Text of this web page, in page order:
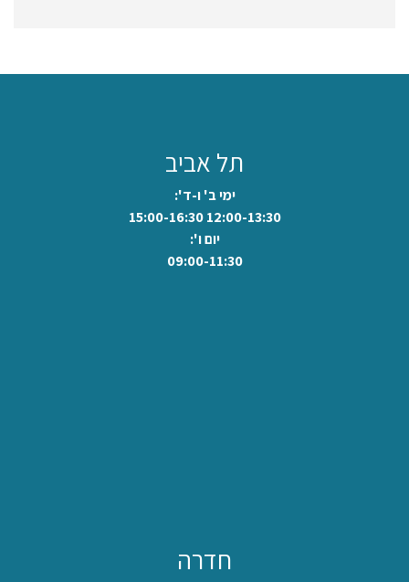
תל אביב
ימי ב' ו-ד':
12:00-13:30 15:00-16:30
יום ו':
09:00-11:30
חדרה